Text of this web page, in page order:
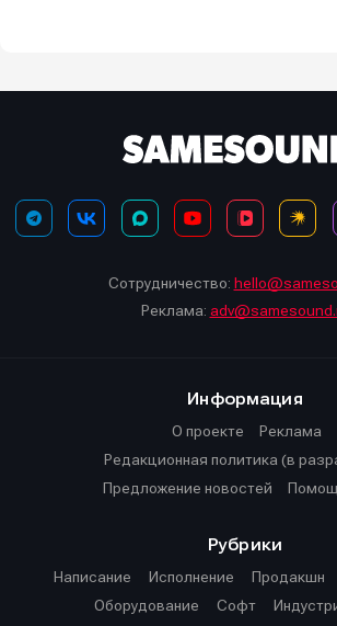
Сотрудничество:
Реклама:
Информация
О проекте
Реклама
Редакционная политика (в
Предложение новостей
Рубрики
Написание
Исполнение Продакшн
Оборудование
Софт